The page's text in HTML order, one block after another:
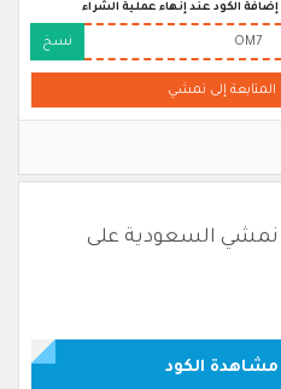
الكود عند إنهاء عملية الشراء
OM7 نسخ
المتابعة إلى نمشي
نمشي السعودية على
مشاهدة الكود